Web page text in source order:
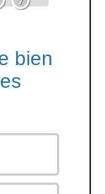
bien